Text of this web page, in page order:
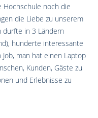
Hochschule noch die
die Liebe zu unserem
durfte in 3 Ländern
hunderte interessante
man hat einen Laptop
Kunden, Gäste zu
und Erlebnisse zu